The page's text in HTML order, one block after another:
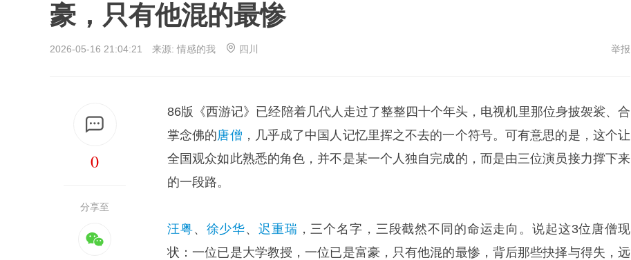
豪，只有他混的最惨
2026-05-16 21:04:21 来源: 情感的我 四川 举报
0
分享至
86版《西游记》已经陪着几代人走过了整整四十个年头，电视机里那位身披袈裟、合
掌念佛的唐僧 ，几乎成了中国人记忆里挥之不去的一个符号。可有意思的是，这个让
全国观众如此熟悉的角色，并不是某一个人独自完成的，而是由三位演员接力撑下来
的一段路。
汪粤、 徐少华、迟重瑞 ，三个名字，三段截然不同的命运走向。说起这3位唐僧现
状：一位已是大学教授，一位已是富豪，只有他混的最惨，背后那些抉择与得失，远